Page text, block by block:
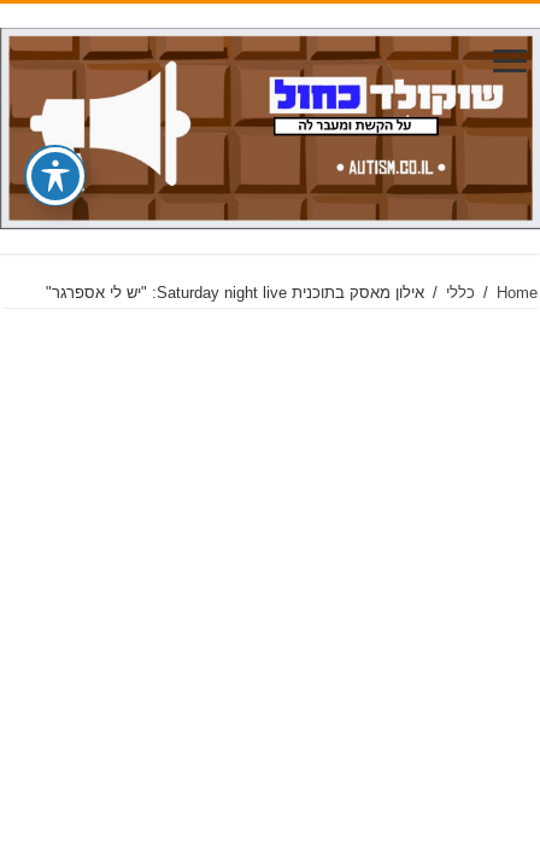
Home
/ כללי / אילון מאסק בתוכנית Saturday night live: "יש לי אספרגר"